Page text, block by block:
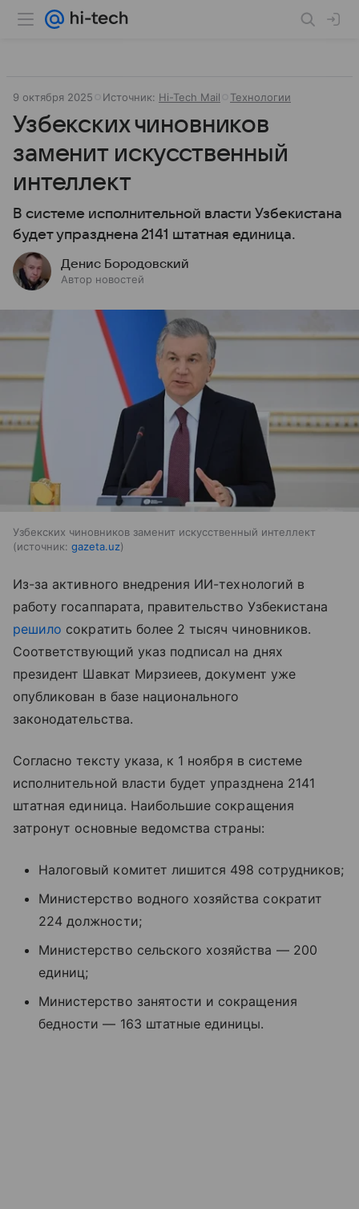
9 октября 2025 Источник: Hi-Tech Mail Технологии
Узбекских чиновников
заменит искусственный
интеллект
В системе исполнительной власти Узбекистана
будет упразднена 2141 штатная единица.
Денис Бородовский
Автор новостей
Узбекских чиновников заменит искусственный интеллект
источник: gazeta.uz
Из-за активного внедрения ИИ-технологий в
работу госаппарата, правительство Узбекистана
решило сократить более 2 тысяч чиновников.
Соответствующий указ подписал на днях
президент Шавкат Мирзиеев, документ уже
опубликован в базе национального
законодательства.
Согласно тексту указа, к 1 ноября в системе
исполнительной власти будет упразднена 2141
штатная единица. Наибольшие сокращения
затронут основные ведомства страны:
Налоговый комитет лишится 498 сотрудников;
Министерство водного хозяйства сократит
224 должности;
Министерство сельского хозяйства — 200
единиц;
Министерство занятости и сокращения
бедности — 163 штатные единицы.